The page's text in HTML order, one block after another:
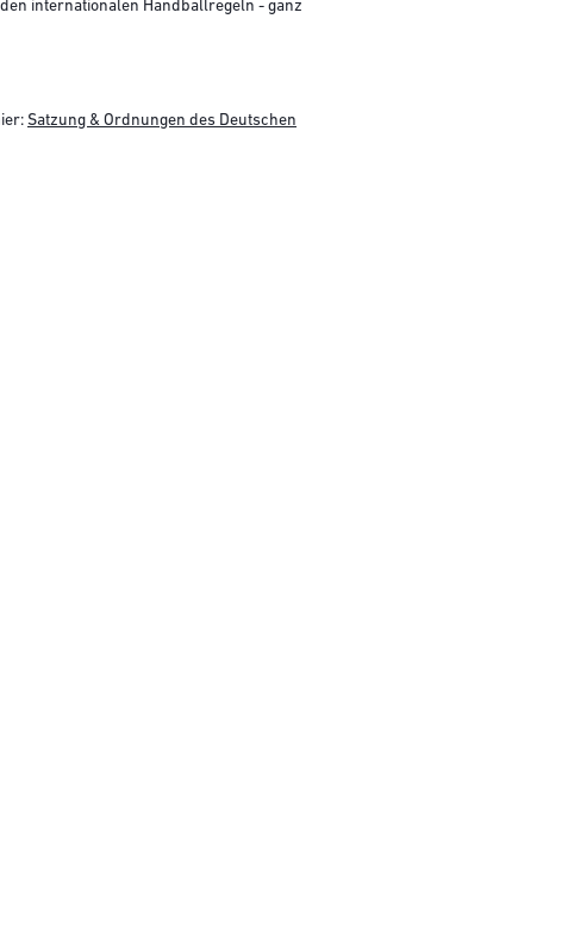
internationalen Handballregeln - ganz
Satzung & Ordnungen des Deutschen